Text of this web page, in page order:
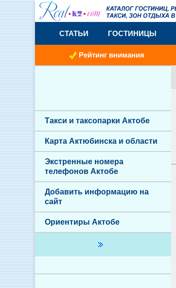
СТАТЬИ ГОСТИНИЦЫ
Рейтинг внимания
Такси и таксопарки Актобе
Карта Актюбинска и области
Экстренные номера
телефонов Актобе
Добавить информацию на
сайт
Ориентиры Актобе